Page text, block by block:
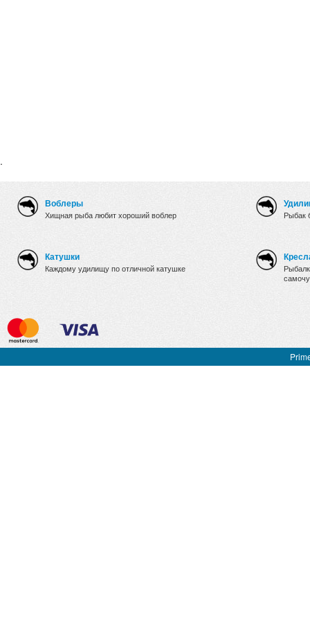
.
Воблеры
Хищная рыба любит хороший воблер
Катушки
Каждому удилищу по отличной катушке
Рыбак